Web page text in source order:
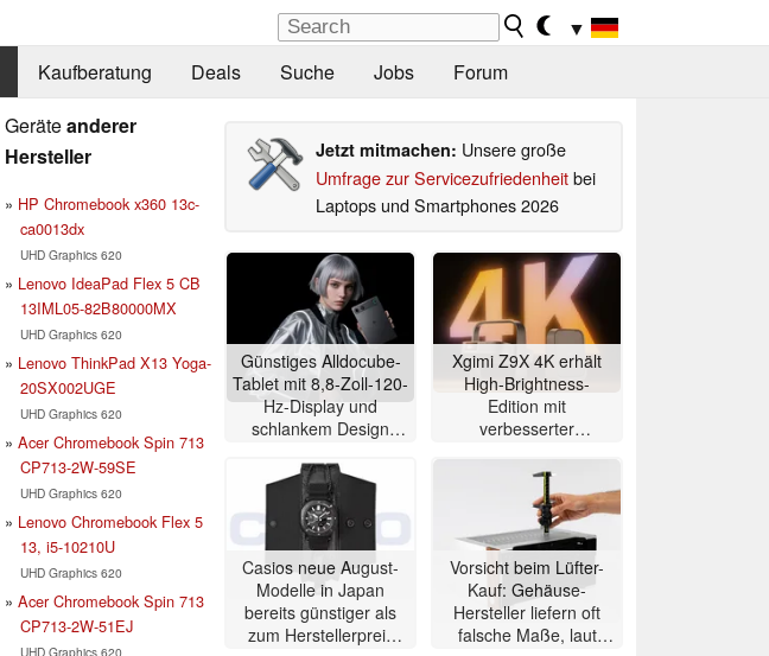
▼
Kaufberatung Deals Suche Jobs Forum
Geräteanderer
Hersteller
HP Chromebook x360 13c-
ca0013dx
UHD Graphics 620
Lenovo IdeaPad Flex 5 CB
13IML05-82B80000MX
UHD Graphics 620
Lenovo ThinkPad X13 Yoga-
20SX002UGE
UHD Graphics 620
Acer Chromebook Spin 713
CP713-2W-59SE
UHD Graphics 620
Lenovo Chromebook Flex 5
13, i5-10210U
UHD Graphics 620
Acer Chromebook Spin 713
CP713-2W-51EJ
UHD Graphics 620
Jetzt mitmachen: Unsere große
Umfrage zur Servicezufriedenheitbei
Laptops und Smartphones 2026
Günstiges Alldocube-
Tablet mit 8,8-Zoll-120-
Hz-Display und
schlankem Design
Xgimi Z9X 4K erhält
High-Brightness-
Edition mit
verbesserter
Casios neue August-
Modelle in Japan
bereits günstiger als
zum Herstellerpreis
Vorsicht beim Lüfter-
Kauf: Gehäuse-
Hersteller liefern oft
falsche Maße, laut